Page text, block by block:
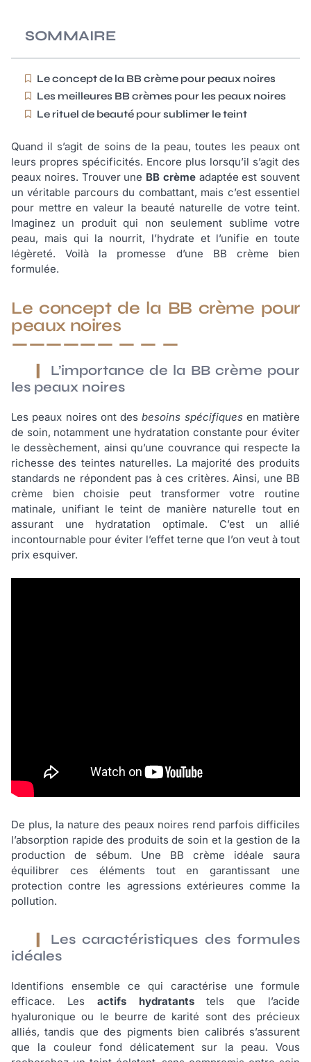
SOMMAIRE
Le concept de la BB crème pour peaux noires
Les meilleures BB crèmes pour les peaux noires
Le rituel de beauté pour sublimer le teint
Quand il s’agit de soins de la peau, toutes les peaux ont
leurs propres spécificités. Encore plus lorsqu’il s’agit des
peaux noires. Trouver une BB crèmeadaptée est souvent
un véritable parcours du combattant, mais c’est essentiel
pour mettre en valeur la beauté naturelle de votre teint.
Imaginez un produit qui non seulement sublime votre
peau, mais qui la nourrit, l’hydrate et l’unifie en toute
légèreté. Voilà la promesse d’une BB crème bien
formulée.
Le concept de la BB crème pour
peaux noires
L’importance de la BB crème pour
les peaux noires
Les peaux noires ont desbesoins spécifiquesen matière
de soin, notamment une hydratation constante pour éviter
le dessèchement, ainsi qu’une couvrance qui respecte la
richesse des teintes naturelles. La majorité des produits
standards ne répondent pas à ces critères. Ainsi, une BB
crème bien choisie peut transformer votre routine
matinale, unifiant le teint de manière naturelle tout en
assurant une hydratation optimale. C’est un allié
incontournable pour éviter l’effet terne que l’on veut à tout
prix esquiver.
De plus, la nature des peaux noires rend parfois difficiles
l’absorption rapide des produits de soin et la gestion de la
production de sébum. Une BB crème idéale saura
équilibrer ces éléments tout en garantissant une
protection contre les agressions extérieures comme la
pollution.
Les caractéristiques des formules
idéales
Identifions ensemble ce qui caractérise une formule
efficace. Les actifs hydratantstels que l’acide
hyaluronique ou le beurre de karité sont des précieux
alliés, tandis que des pigments bien calibrés s’assurent
que la couleur fond délicatement sur la peau. Vous